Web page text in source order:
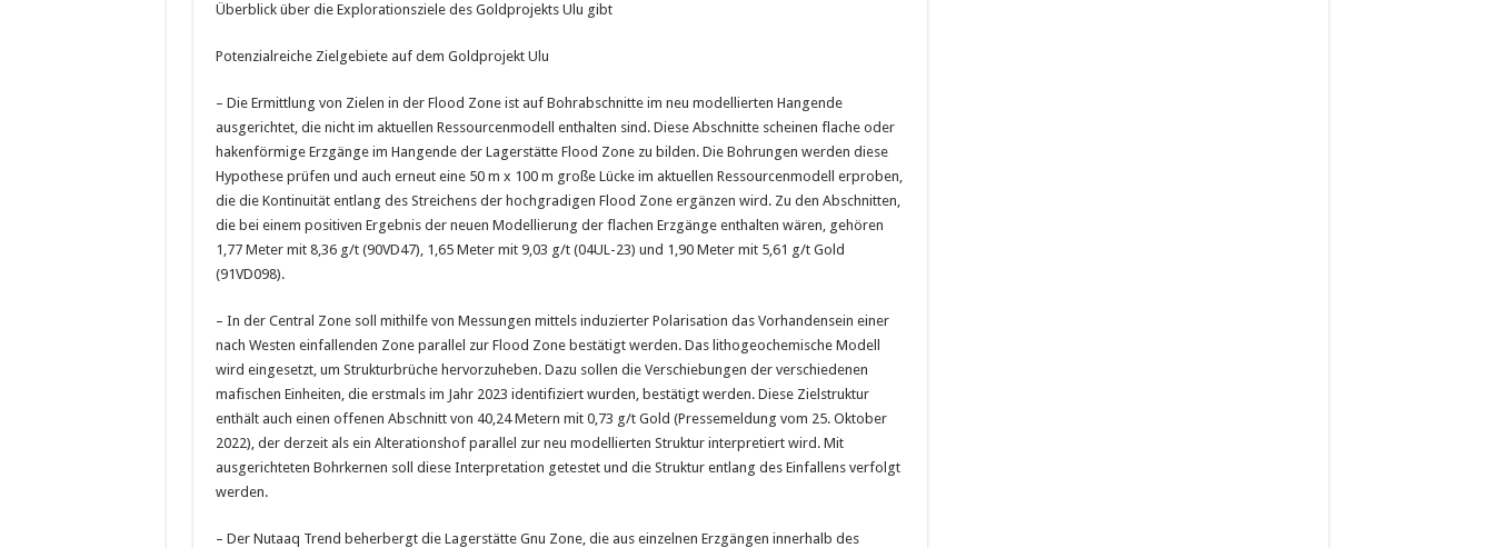
Überblick über die Explorationsziele des Goldprojekts Ulu gibt
Potenzialreiche Zielgebiete auf dem Goldprojekt Ulu
– Die Ermittlung von Zielen in der Flood Zone ist auf Bohrabschnitte im neu modellierten Hangende
ausgerichtet, die nicht im aktuellen Ressourcenmodell enthalten sind. Diese Abschnitte scheinen flache oder
hakenförmige Erzgänge im Hangende der Lagerstätte Flood Zone zu bilden. Die Bohrungen werden diese
Hypothese prüfen und auch erneut eine 50 m x 100 m große Lücke im aktuellen Ressourcenmodell erproben,
die die Kontinuität entlang des Streichens der hochgradigen Flood Zone ergänzen wird. Zu den Abschnitten,
die bei einem positiven Ergebnis der neuen Modellierung der flachen Erzgänge enthalten wären, gehören
1,77 Meter mit 8,36 g/t (90VD47), 1,65 Meter mit 9,03 g/t (04UL-23) und 1,90 Meter mit 5,61 g/t Gold
(91VD098).
– In der Central Zone soll mithilfe von Messungen mittels induzierter Polarisation das Vorhandensein einer
nach Westen einfallenden Zone parallel zur Flood Zone bestätigt werden. Das lithogeochemische Modell
wird eingesetzt, um Strukturbrüche hervorzuheben. Dazu sollen die Verschiebungen der verschiedenen
mafischen Einheiten, die erstmals im Jahr 2023 identifiziert wurden, bestätigt werden. Diese Zielstruktur
enthält auch einen offenen Abschnitt von 40,24 Metern mit 0,73 g/t Gold (Pressemeldung vom 25. Oktober
2022), der derzeit als ein Alterationshof parallel zur neu modellierten Struktur interpretiert wird. Mit
ausgerichteten Bohrkernen soll diese Interpretation getestet und die Struktur entlang des Einfallens verfolgt
werden.
– Der Nutaaq Trend beherbergt die Lagerstätte Gnu Zone, die aus einzelnen Erzgängen innerhalb des